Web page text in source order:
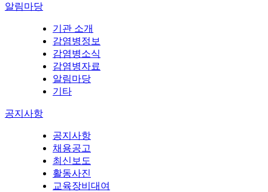
알림마당
기관 소개
감염병정보
감염병소식
감염병자료
알림마당
기타
공지사항
공지사항
채용공고
최신보도
활동사진
교육장비대여